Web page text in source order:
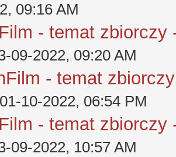
09:16 AM
- temat zbiorczy
09-2022, 09:20 AM
- temat
10-2022, 06:54 PM
- temat zbiorczy
09-2022, 10:57 AM